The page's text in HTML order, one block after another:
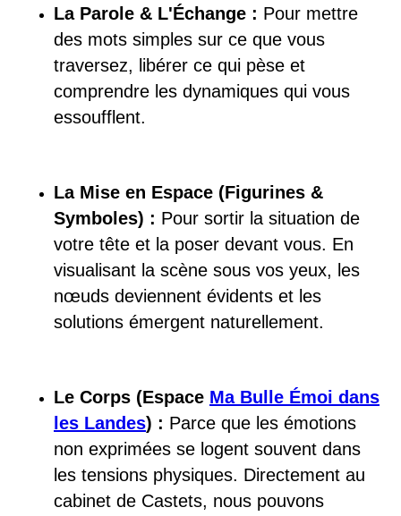
La Parole & L'Échange : Pour mettre
des mots simples sur ce que vous
traversez, libérer ce qui pèse et
comprendre les dynamiques qui vous
essoufflent.
La Mise en Espace (Figurines &
Symboles) : Pour sortir la situation de
votre tête et la poser devant vous. En
visualisant la scène sous vos yeux, les
nœuds deviennent évidents et les
solutions émergent naturellement.
Le Corps (Espace Ma Bulle Émoi dans
les Landes) : Parce que les émotions
non exprimées se logent souvent dans
les tensions physiques. Directement au
cabinet de Castets, nous pouvons